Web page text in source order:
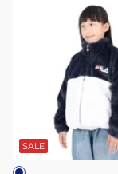
切
替
SALE
ー
ジ
ュ